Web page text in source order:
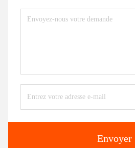
Envoyer